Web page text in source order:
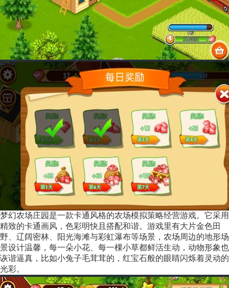
梦幻农场庄园是一款卡通风格的农场模拟策略经营游戏。它采用
精致的卡通画风，色彩明快且搭配和谐。游戏里有大片金色田
野、辽阔密林、阳光海滩与彩虹瀑布等场景，农场周边的地形场
景设计温馨，每一朵小花、每一棵小草都鲜活生动，动物形象也
诙谐逼真，比如小兔子毛茸茸的，红宝石般的眼睛闪烁着灵动的
光彩。